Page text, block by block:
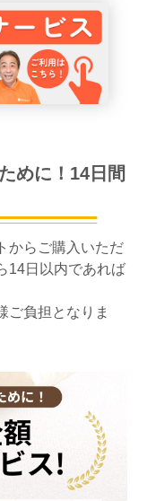
めに！14日間
からご購入いただ
14日以内であれば
ご負担となりま